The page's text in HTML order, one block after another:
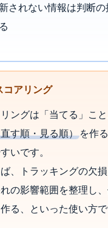
されない情報は判断
コアリング
ングは「当てる」こと
す順・見る順）を作
いです。
、トラッキングの欠損
の影響範囲を整理し
る、といった使い方で